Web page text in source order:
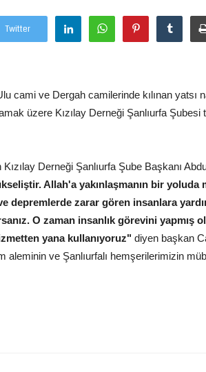
Twitter
cami ve Dergah camilerinde kılınan yatsı
üzere Kızılay Derneği Şanlıurfa Şubesi
Derneği Şanlıurfa Şube Başkanı
Allah'a yakınlaşmanın bir
depremlerde zarar gören insanlara
O zaman insanlık görevini yapmış
yana kullanıyoruz" diyen başkan
aleminin ve Şanlıurfalı hemşerilerimizin